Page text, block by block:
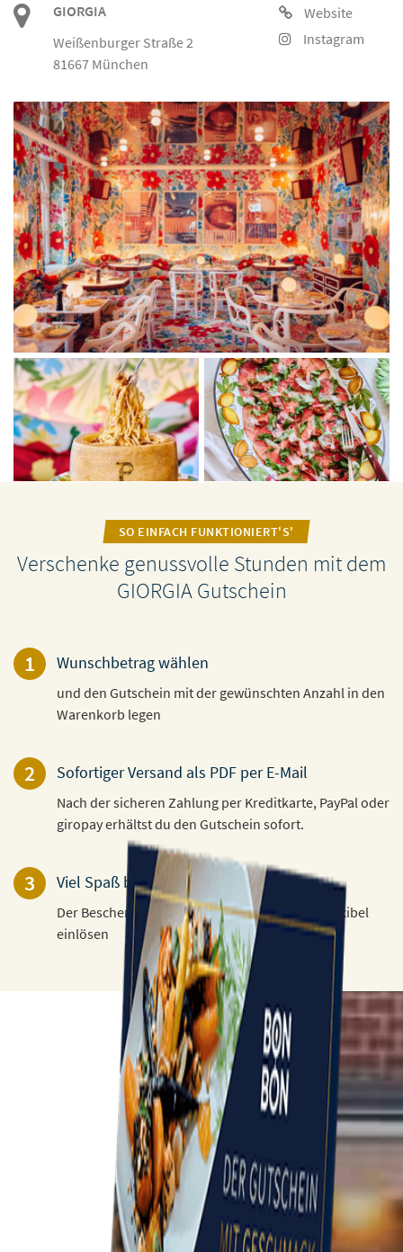
GIORGIA
Weißenburger Straße 2
81667 München
Website
Instagram
SO EINFACH FUNKTIONIERT'S'
Verschenke genussvolle Stunden mit dem
GIORGIA Gutschein
1 Wunschbetrag wählen
und den Gutschein mit der gewünschten Anzahl in den
Warenkorb legen
2 Sofortiger Versand als PDF per E-Mail
Nach der sicheren Zahlung per Kreditkarte, PayPal oder
giropay erhältst du den Gutschein sofort.
3 Viel Spaß beim Verschenken!
Der Beschenkte kann den Gutschein 3 Jahre flexibel
einlösen